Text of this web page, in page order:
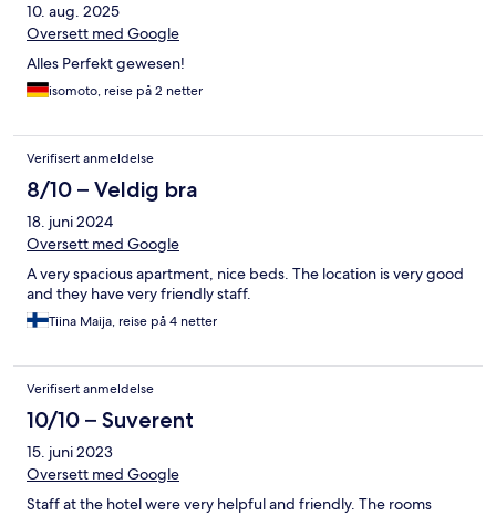
10. aug. 2025
Oversett med Google
Alles Perfekt gewesen!
isomoto, reise på 2 netter
Verifisert anmeldelse
8/10 – Veldig bra
18. juni 2024
Oversett med Google
A very spacious apartment, nice beds. The location is very good
and they have very friendly staff.
Tiina Maija, reise på 4 netter
Verifisert anmeldelse
10/10 – Suverent
15. juni 2023
Oversett med Google
Staff at the hotel were very helpful and friendly. The rooms